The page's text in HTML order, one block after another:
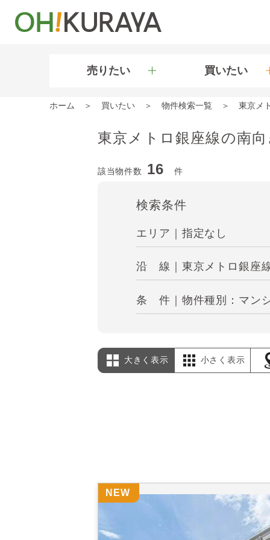
売りたい 買いたい
ホーム 買いたい 物件検索一覧 東京メ
東京メトロ銀座線の南
該当物件数 16 件
検索条件
エリア｜指定なし
沿 線｜東京メトロ銀座
条 件｜物件種別：マン
大きく表示 小さく表示
NEW